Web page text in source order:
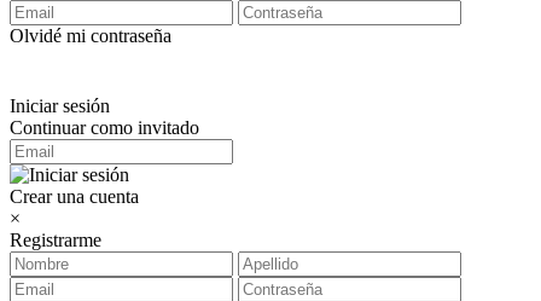
Olvidé mi contraseña
Iniciar sesión
Continuar como invitado
Crear una cuenta
×
Registrarme